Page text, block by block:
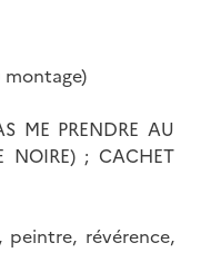
ME PRENDRE AU
NOIRE) ; CACHET
révérence,